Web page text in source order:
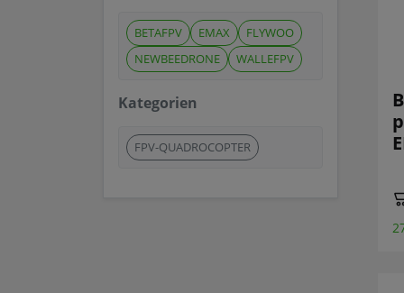
BETAFPV EMAX
FLYWOO
NEWBEEDRONE
WALLEFPV
Kategorien
FPV-QUADROCOPTER